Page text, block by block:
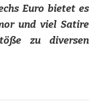
Euro bietet es
und viel Satire
zu diversen